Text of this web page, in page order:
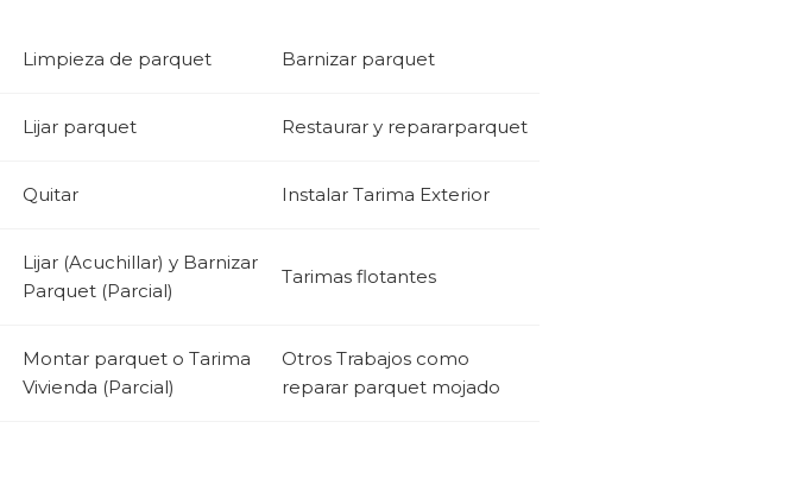
Limpieza de parquet Barnizar parquet
Lijar parquet Restaurar y repararparquet
Quitar Instalar Tarima Exterior
Lijar (Acuchillar) y Barnizar
Parquet (Parcial)
Tarimas flotantes
Montar parquet o Tarima
Vivienda (Parcial)
Otros Trabajos como
reparar parquet mojado